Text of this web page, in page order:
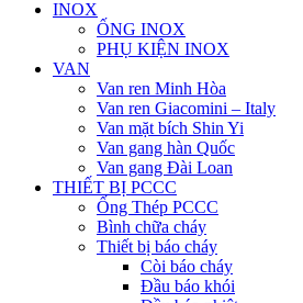
INOX
ỐNG INOX
PHỤ KIỆN INOX
VAN
Van ren Minh Hòa
Van ren Giacomini – Italy
Van mặt bích Shin Yi
Van gang hàn Quốc
Van gang Đài Loan
THIẾT BỊ PCCC
Ống Thép PCCC
Bình chữa cháy
Thiết bị báo cháy
Còi báo cháy
Đầu báo khói